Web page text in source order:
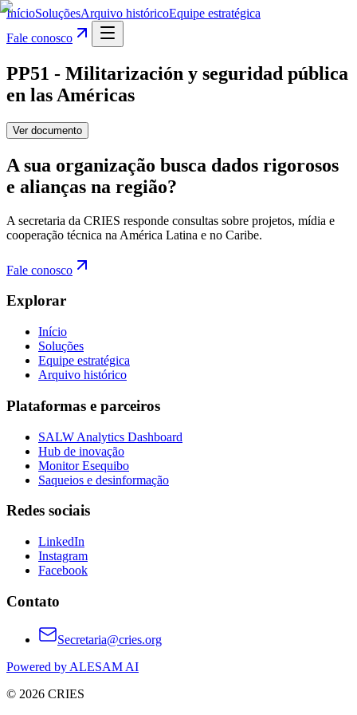
InícioSoluçõesArquivo históricoEquipe estratégica
Fale conosco
PP51 - Militarización y seguridad pública
en las Américas
Ver documento
A sua organização busca dados rigorosos
e alianças na região?
A secretaria da CRIES responde consultas sobre projetos, mídia e
cooperação técnica na América Latina e no Caribe.
Fale conosco
Explorar
Início
Soluções
Equipe estratégica
Arquivo histórico
Plataformas e parceiros
SALW Analytics Dashboard
Hub de inovação
Monitor Esequibo
Saqueios e desinformação
Redes sociais
LinkedIn
Instagram
Facebook
Contato
Secretaria@cries.org
Powered by ALESAM AI
© 2026 CRIES